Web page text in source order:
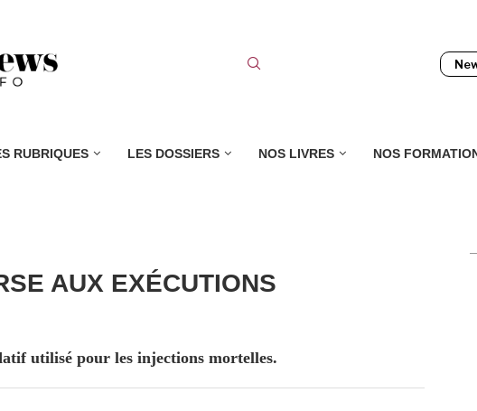
RUBRIQUES LES DOSSIERS NOS LIVRES NOS
AUX EXÉCUTIONS
utilisé pour les injections mortelles.